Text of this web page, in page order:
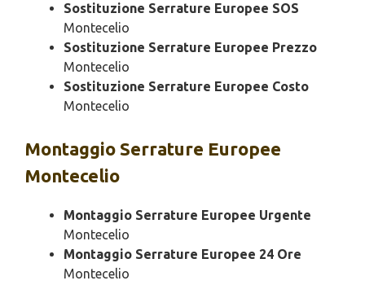
Sostituzione Serrature Europee SOS
Montecelio
Sostituzione Serrature Europee Prezzo
Montecelio
Sostituzione Serrature Europee Costo
Montecelio
Montaggio Serrature Europee
Montecelio
Montaggio Serrature Europee Urgente
Montecelio
Montaggio Serrature Europee 24 Ore
Montecelio